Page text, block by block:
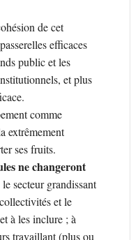
de cet
efficaces
public et les
et plus
comme
extrêmement
ses fruits.
ne changeront
secteur grandissant
et le
à les inclure ; à
travaillant (plus ou